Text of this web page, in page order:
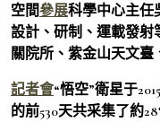
空間參展科學中心主任
設計、研制、運載發射
關院所、紫金山天文臺
記者會“悟空”衛星于
的前530天共采集了約